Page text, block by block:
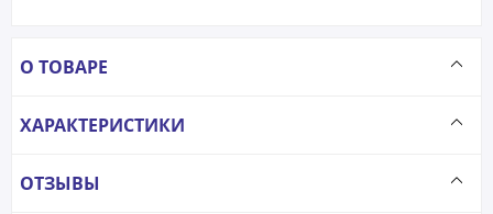
О ТОВАРЕ
ХАРАКТЕРИСТИКИ
ОТЗЫВЫ